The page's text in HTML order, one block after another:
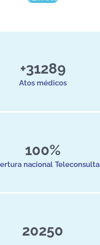
+31289
Atos médicos
100%
nacional Teleconsulta
20250